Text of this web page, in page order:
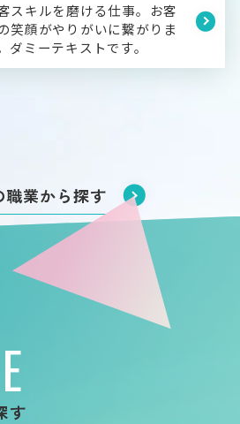
職業から探す
スキルを磨ける仕事。お客
笑顔がやりがいに繋がりま
ダミーテキストです。
す